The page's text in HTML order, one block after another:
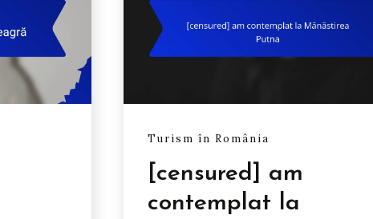
Turism în România
[censured] am
contemplat la